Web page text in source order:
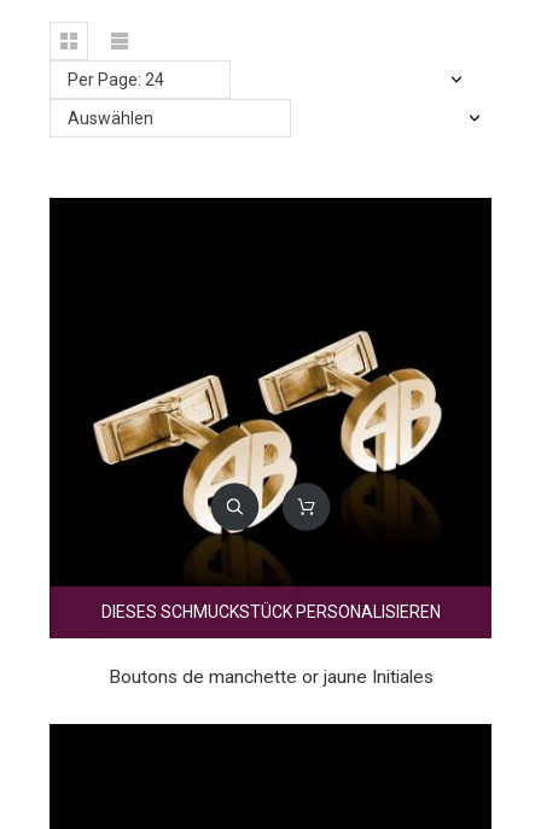
Per Page: 24
Auswählen
DIESES SCHMUCKSTÜCK PERSONALISIEREN
Boutons de manchette or jaune Initiales